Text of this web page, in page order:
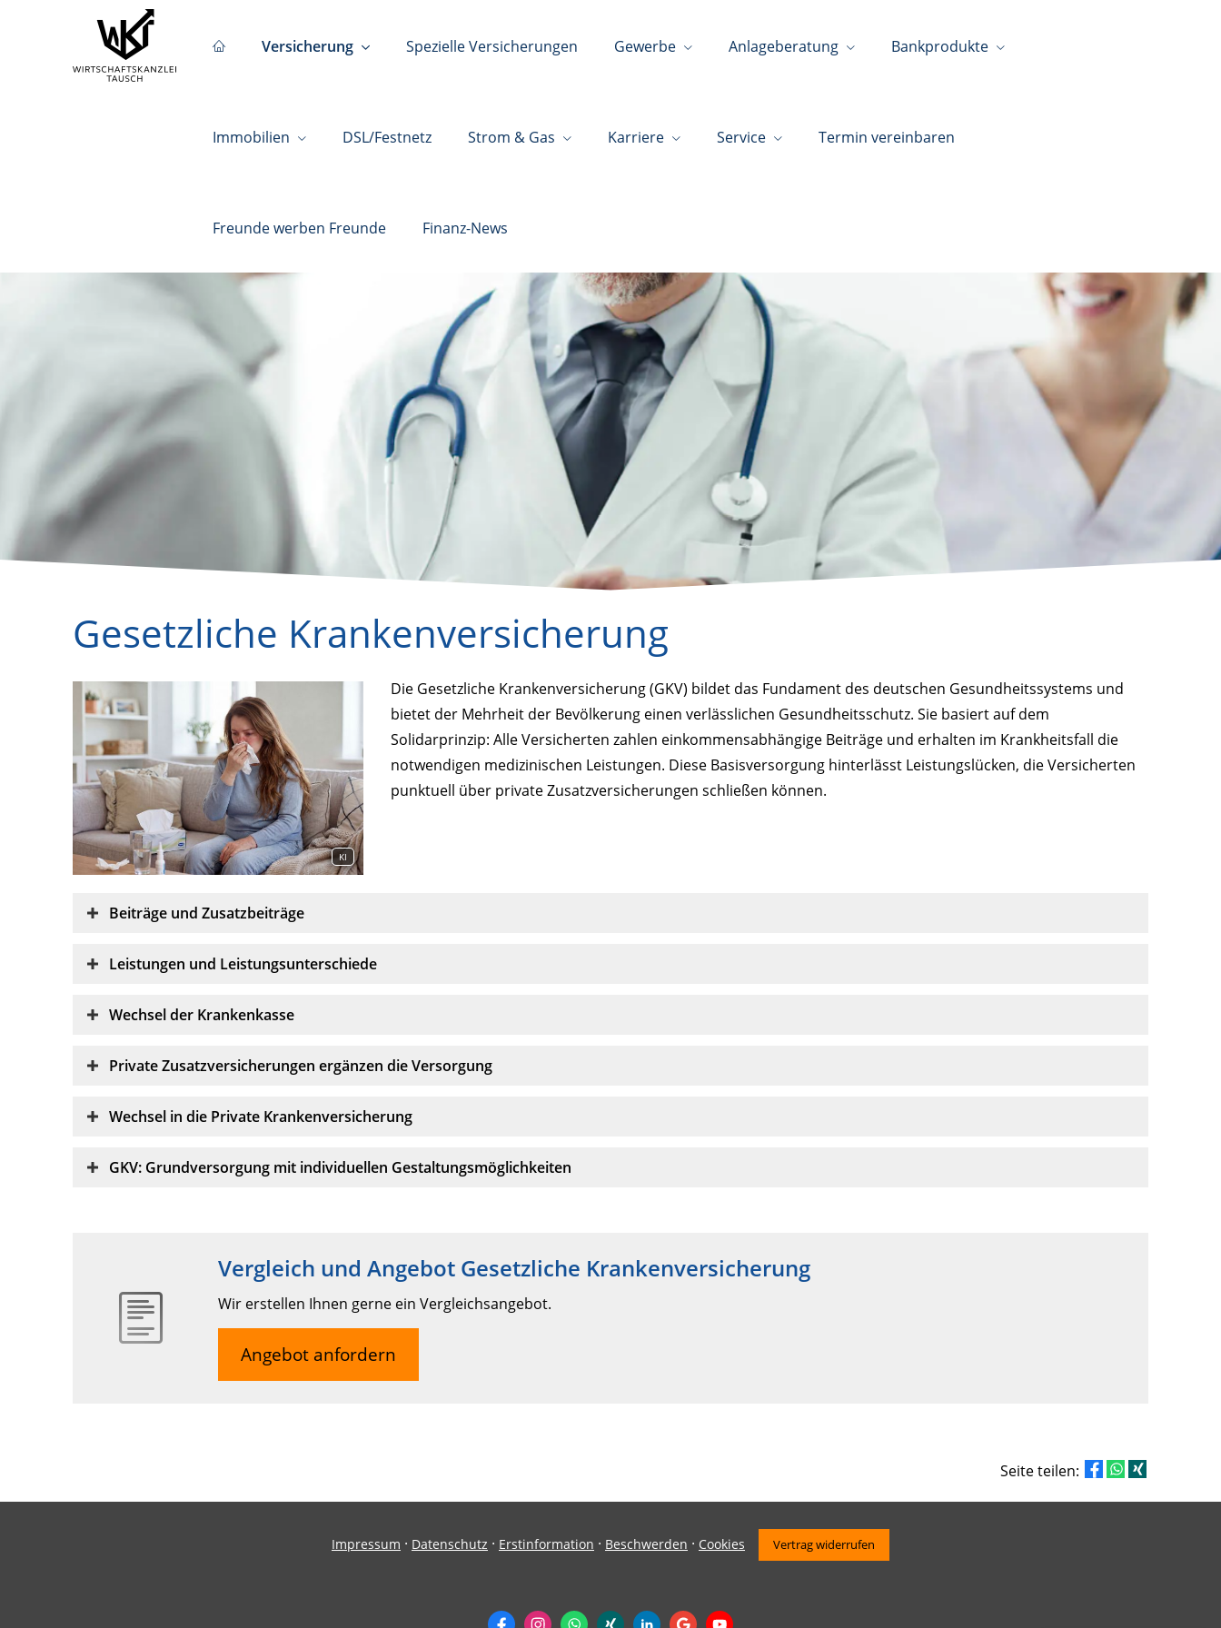
Versicherung Spezielle Versicherungen Gewerbe Anlageberatung Bankprodukte
Immobilien DSL/Festnetz Strom & Gas Karriere Service Termin vereinbaren
Freunde werben Freunde Finanz-News
Gesetzliche Krankenversicherung
KI
Die Gesetzliche Krankenversicherung (GKV) bildet das Fundament des deutschen Gesundheitssystems und
bietet der Mehrheit der Bevölkerung einen verlässlichen Gesundheitsschutz. Sie basiert auf dem
Solidarprinzip: Alle Versicherten zahlen einkommensabhängige Beiträge und erhalten im Krankheitsfall die
notwendigen medizinischen Leistungen. Diese Basisversorgung hinterlässt Leistungslücken, die Versicherten
punktuell über private Zusatzversicherungen schließen können.
Beiträge und Zusatzbeiträge
Leistungen und Leistungsunterschiede
Wechsel der Krankenkasse
Private Zusatzversicherungen ergänzen die Versorgung
Wechsel in die Private Krankenversicherung
GKV: Grundversorgung mit individuellen Gestaltungsmöglichkeiten
Vergleich und Angebot Gesetzliche Krankenversicherung
Wir erstellen Ihnen gerne ein Vergleichsangebot.
Angebot anfordern
Seite teilen:
Impressum · Datenschutz · Erstinformation · Beschwerden · Cookies Vertrag widerrufen